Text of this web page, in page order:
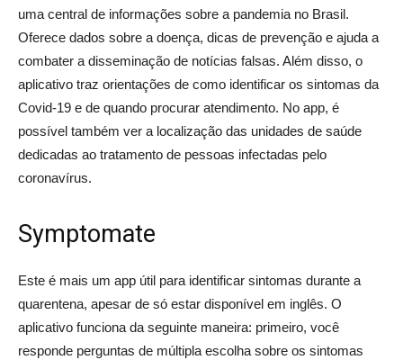
uma central de informações sobre a pandemia no Brasil.
Oferece dados sobre a doença, dicas de prevenção e ajuda a
combater a disseminação de notícias falsas. Além disso, o
aplicativo traz orientações de como identificar os sintomas da
Covid-19 e de quando procurar atendimento. No app, é
possível também ver a localização das unidades de saúde
dedicadas ao tratamento de pessoas infectadas pelo
coronavírus.
Symptomate
Este é mais um app útil para identificar sintomas durante a
quarentena, apesar de só estar disponível em inglês. O
aplicativo funciona da seguinte maneira: primeiro, você
responde perguntas de múltipla escolha sobre os sintomas